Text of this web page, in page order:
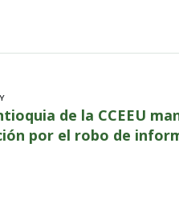
de la CCEEU
por el robo de